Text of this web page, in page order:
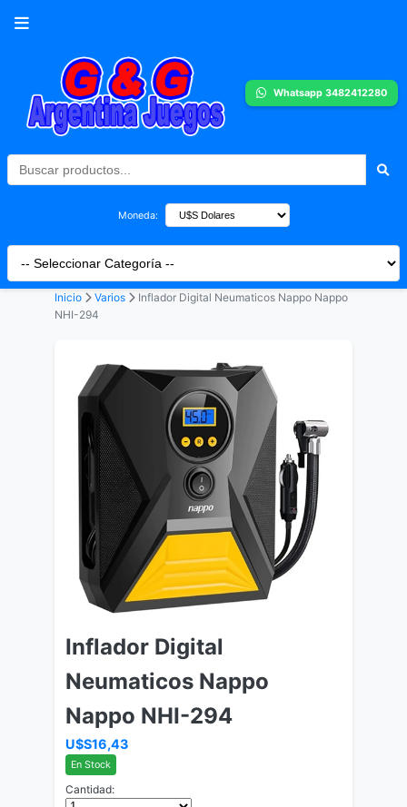
Whatsapp 3482412280
Moneda:
Inicio Varios
Inflador Digital Neumaticos Nappo Nappo
NHI-294
Inflador Digital
Neumaticos Nappo
Nappo NHI-294
U$S16,43
En Stock
Cantidad: